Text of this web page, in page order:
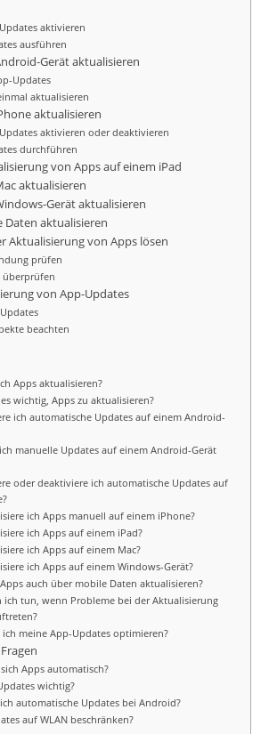
aktivieren
ausführen
Gerät aktualisieren
Updates
aktualisieren
aktualisieren
aktivieren oder deaktivieren
durchführen
von Apps auf einem iPad
aktualisieren
Gerät aktualisieren
Daten aktualisieren
Aktualisierung von Apps lösen
prüfen
überprüfen
von App-Updates
beachten
Apps aktualisieren?
wichtig, Apps zu aktualisieren?
ich automatische Updates auf einem Android-
manuelle Updates auf einem Android-Gerät
oder deaktiviere ich automatische Updates auf
ich Apps manuell auf einem iPhone?
ich Apps auf einem iPad?
ich Apps auf einem Mac?
ich Apps auf einem Windows-Gerät?
auch über mobile Daten aktualisieren?
ich tun, wenn Probleme bei der Aktualisierung
ich meine App-Updates optimieren?
Apps automatisch?
wichtig?
automatische Updates bei Android?
auf WLAN beschränken?